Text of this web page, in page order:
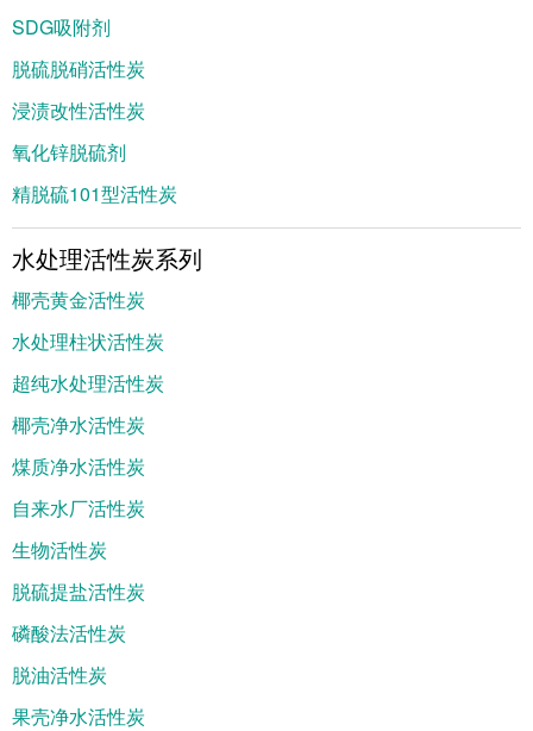
SDG吸附剂
脱硫脱硝活性炭
浸渍改性活性炭
氧化锌脱硫剂
精脱硫101型活性炭
水处理活性炭系列
椰壳黄金活性炭
水处理柱状活性炭
超纯水处理活性炭
椰壳净水活性炭
煤质净水活性炭
自来水厂活性炭
生物活性炭
脱硫提盐活性炭
磷酸法活性炭
脱油活性炭
果壳净水活性炭